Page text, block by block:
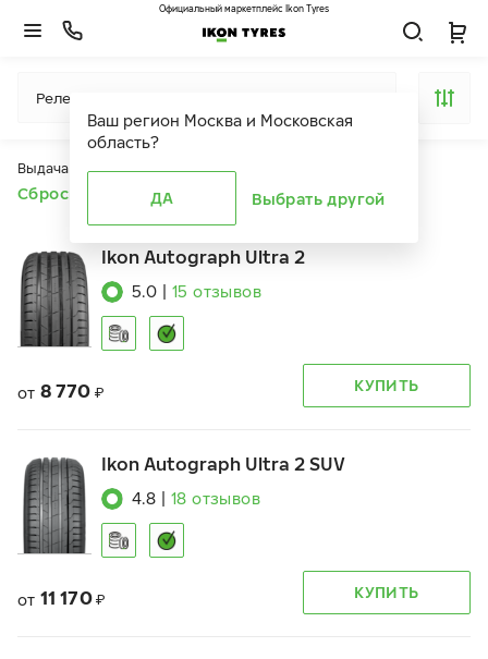
Ваш регион Москва и Московская
область?
ДА Выбрать другой
Официальный маркетплейс Ikon Tyres
Релевантность
Выдача продуктов ограничена действием фильтров
Сбросить все фильтры
Ikon Autograph Ultra 2
5.0 15 отзывов
от 8 770 ₽ КУПИТЬ
Ikon Autograph Ultra 2 SUV
4.8 18 отзывов
от 11 170 ₽ КУПИТЬ